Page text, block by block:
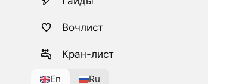
Вочлист
Кран-лист
En Ru